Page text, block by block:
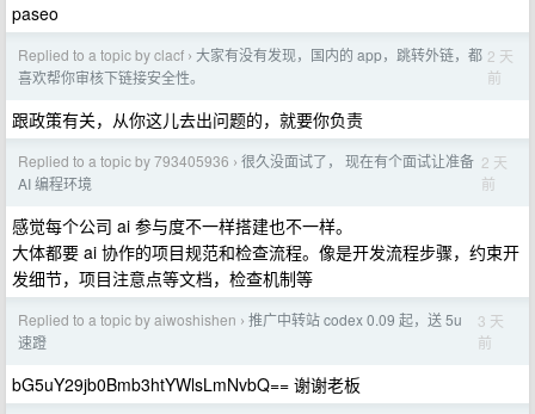
paseo
Replied to a topic by clacf › 大家有没有发现，国内的 app，跳转外链，都
喜欢帮你审核下链接安全性。
2 天
前
跟政策有关，从你这儿去出问题的，就要你负责
Replied to a topic by 793405936 › 很久没面试了， 现在有个面试让准备
AI 编程环境
2 天
前
感觉每个公司 ai 参与度不一样搭建也不一样。
大体都要 ai 协作的项目规范和检查流程。像是开发流程步骤，约束开
发细节，项目注意点等文档，检查机制等
Replied to a topic by aiwoshishen › 推广中转站 codex 0.09 起，送 5u
速蹬
3 天
前
bG5uY29jb0Bmb3htYWlsLmNvbQ== 谢谢老板